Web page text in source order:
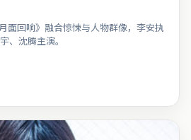
面回响》融合惊悚与人物群像，李安执
、沈腾主演。